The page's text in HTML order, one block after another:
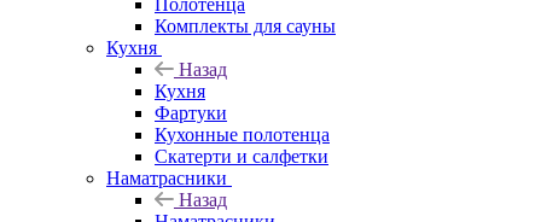
Полотенца
Комплекты для сауны
Кухня
Назад
Кухня
Фартуки
Кухонные полотенца
Скатерти и салфетки
Наматрасники
Назад